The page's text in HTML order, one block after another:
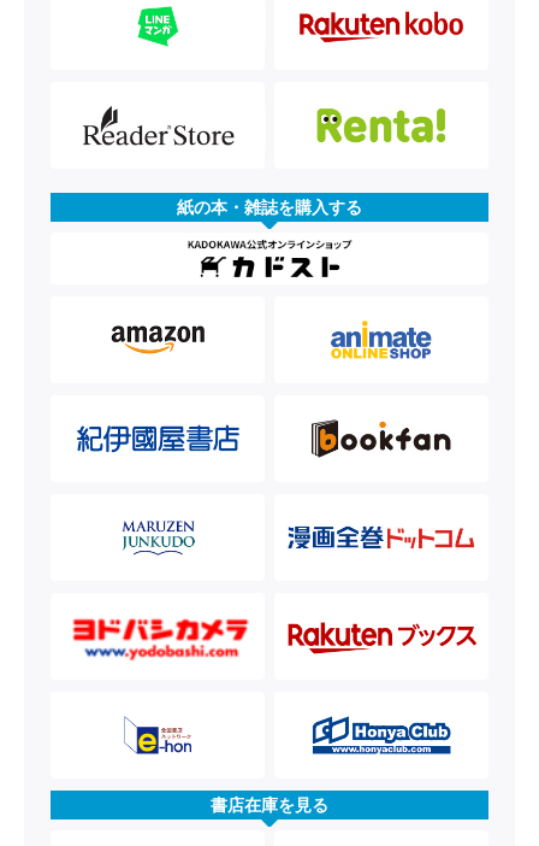
紙の本・雑誌を購入する
書店在庫を見る